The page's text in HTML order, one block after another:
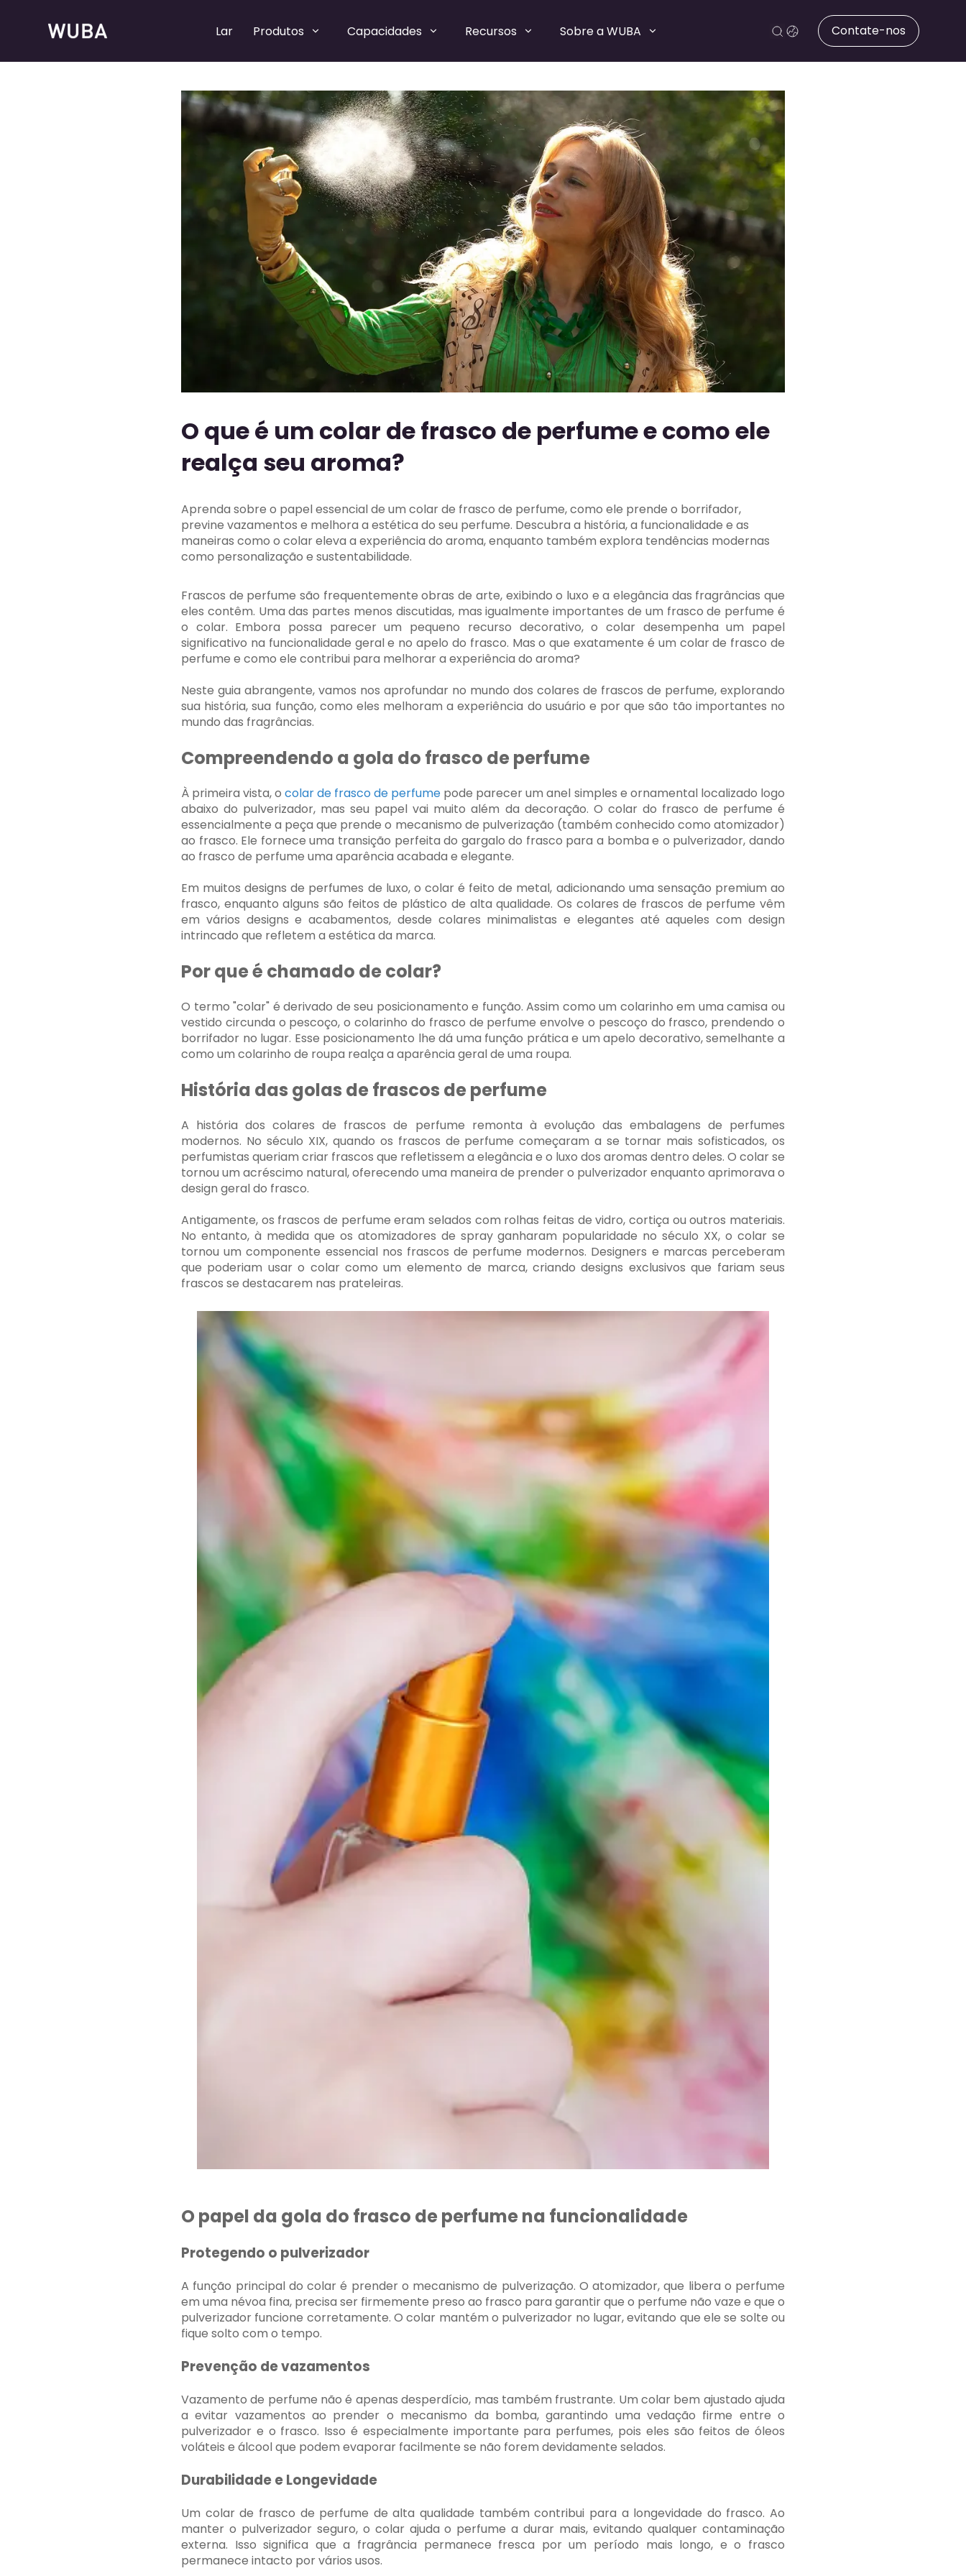
Lar Produtos Capacidades Recursos Sobre a WUBA
Bombas de perfume recarregáveis
Bombas de spray de perfume
Bombas de perfume recarregáveis
Bombas de spray de perfume
Contate-nos
O que é um colar de frasco de perfume e como ele
realça seu aroma?
Aprenda sobre o papel essencial de um colar de frasco de perfume, como ele prende o borrifador,
previne vazamentos e melhora a estética do seu perfume. Descubra a história, a funcionalidade e as
maneiras como o colar eleva a experiência do aroma, enquanto também explora tendências modernas
como personalização e sustentabilidade.
Frascos de perfume são frequentemente obras de arte, exibindo o luxo e a elegância das fragrâncias que
eles contêm. Uma das partes menos discutidas, mas igualmente importantes de um frasco de perfume é
o colar. Embora possa parecer um pequeno recurso decorativo, o colar desempenha um papel
significativo na funcionalidade geral e no apelo do frasco. Mas o que exatamente é um colar de frasco de
perfume e como ele contribui para melhorar a experiência do aroma?
Neste guia abrangente, vamos nos aprofundar no mundo dos colares de frascos de perfume, explorando
sua história, sua função, como eles melhoram a experiência do usuário e por que são tão importantes no
mundo das fragrâncias.
Compreendendo a gola do frasco de perfume
À primeira vista, o colar de frasco de perfume pode parecer um anel simples e ornamental localizado logo
abaixo do pulverizador, mas seu papel vai muito além da decoração. O colar do frasco de perfume é
essencialmente a peça que prende o mecanismo de pulverização (também conhecido como atomizador)
ao frasco. Ele fornece uma transição perfeita do gargalo do frasco para a bomba e o pulverizador, dando
ao frasco de perfume uma aparência acabada e elegante.
Em muitos designs de perfumes de luxo, o colar é feito de metal, adicionando uma sensação premium ao
frasco, enquanto alguns são feitos de plástico de alta qualidade. Os colares de frascos de perfume vêm
em vários designs e acabamentos, desde colares minimalistas e elegantes até aqueles com design
intrincado que refletem a estética da marca.
Por que é chamado de colar?
O termo "colar" é derivado de seu posicionamento e função. Assim como um colarinho em uma camisa ou
vestido circunda o pescoço, o colarinho do frasco de perfume envolve o pescoço do frasco, prendendo o
borrifador no lugar. Esse posicionamento lhe dá uma função prática e um apelo decorativo, semelhante a
como um colarinho de roupa realça a aparência geral de uma roupa.
História das golas de frascos de perfume
A história dos colares de frascos de perfume remonta à evolução das embalagens de perfumes
modernos. No século XIX, quando os frascos de perfume começaram a se tornar mais sofisticados, os
perfumistas queriam criar frascos que refletissem a elegância e o luxo dos aromas dentro deles. O colar se
tornou um acréscimo natural, oferecendo uma maneira de prender o pulverizador enquanto aprimorava o
design geral do frasco.
Antigamente, os frascos de perfume eram selados com rolhas feitas de vidro, cortiça ou outros materiais.
No entanto, à medida que os atomizadores de spray ganharam popularidade no século XX, o colar se
tornou um componente essencial nos frascos de perfume modernos. Designers e marcas perceberam
que poderiam usar o colar como um elemento de marca, criando designs exclusivos que fariam seus
frascos se destacarem nas prateleiras.
O papel da gola do frasco de perfume na funcionalidade
Protegendo o pulverizador
A função principal do colar é prender o mecanismo de pulverização. O atomizador, que libera o perfume
em uma névoa fina, precisa ser firmemente preso ao frasco para garantir que o perfume não vaze e que o
pulverizador funcione corretamente. O colar mantém o pulverizador no lugar, evitando que ele se solte ou
fique solto com o tempo.
Prevenção de vazamentos
Vazamento de perfume não é apenas desperdício, mas também frustrante. Um colar bem ajustado ajuda
a evitar vazamentos ao prender o mecanismo da bomba, garantindo uma vedação firme entre o
pulverizador e o frasco. Isso é especialmente importante para perfumes, pois eles são feitos de óleos
voláteis e álcool que podem evaporar facilmente se não forem devidamente selados.
Durabilidade e Longevidade
Um colar de frasco de perfume de alta qualidade também contribui para a longevidade do frasco. Ao
manter o pulverizador seguro, o colar ajuda o perfume a durar mais, evitando qualquer contaminação
externa. Isso significa que a fragrância permanece fresca por um período mais longo, e o frasco
permanece intacto por vários usos.